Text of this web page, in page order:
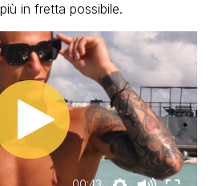
in fretta possibile.